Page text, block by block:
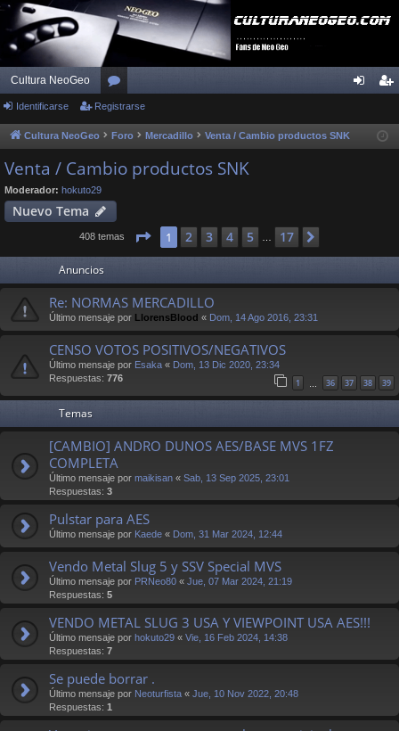
Cultura NeoGeo
or
os ist
Identificarse Registrarse
Cultura NeoGeo Foro Mercadillo Venta / Cambio productos SNK
Venta / Cambio productos SNK
Moderador: hokuto29
Nuevo Tema
408 temas Página de 17
1 2 3 4 5 … 17
Anuncios
Re: NORMAS MERCADILLO
Último mensaje por LlorensBlood « Dom, 14 Ago 2016, 23:31
CENSO VOTOS POSITIVOS/NEGATIVOS
Último mensaje por Esaka « Dom, 13 Dic 2020, 23:34
Respuestas: 776 1 36 37 38 39
Temas
[CAMBIO] ANDRO DUNOS AES/BASE MVS 1FZ
COMPLETA
Último mensaje por maikisan « Sab, 13 Sep 2025, 23:01
Respuestas: 3
Pulstar para AES
Último mensaje por Kaede « Dom, 31 Mar 2024, 12:44
Vendo Metal Slug 5 y SSV Special MVS
Último mensaje por PRNeo80 « Jue, 07 Mar 2024, 21:19
Respuestas: 5
VENDO METAL SLUG 3 USA Y VIEWPOINT USA AES!!!
Último mensaje por hokuto29 « Vie, 16 Feb 2024, 14:38
Respuestas: 7
Se puede borrar .
Último mensaje por Neoturfista « Jue, 10 Nov 2022, 20:48
Respuestas: 1